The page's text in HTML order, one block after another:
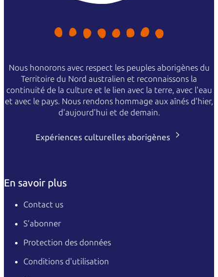
Nous honorons avec respect les peuples aborigènes du
Territoire du Nord australien et reconnaissons la
continuité de la culture et le lien avec la terre, avec l'eau
et avec le pays. Nous rendons hommage aux aînés d'hier,
d'aujourd'hui et de demain.
Expériences culturelles aborigènes
En savoir plus
Contact us
S’abonner
Protection des données
Conditions d'utilisation